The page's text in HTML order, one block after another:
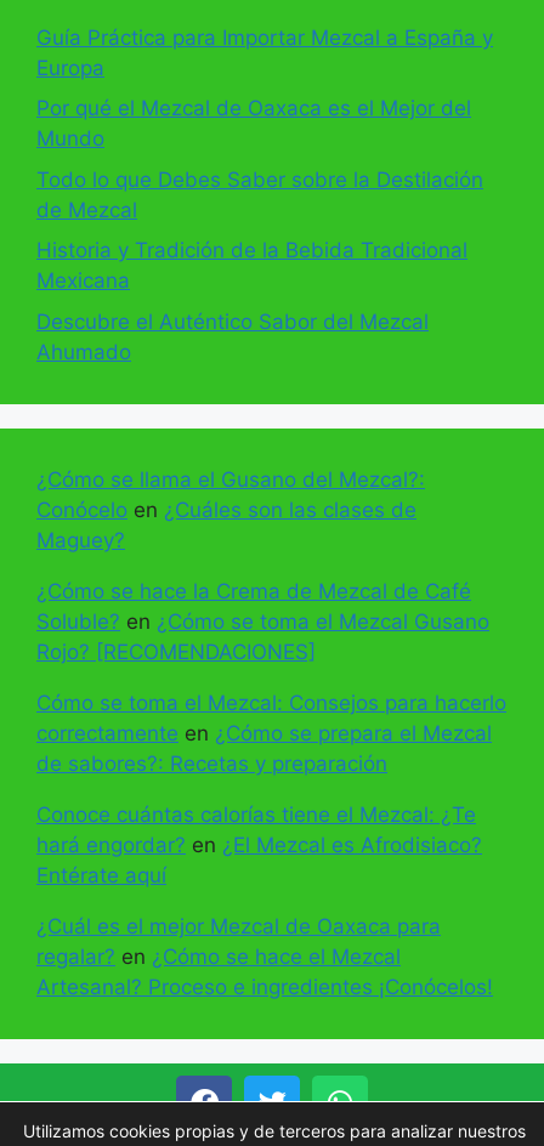
Guía Práctica para Importar Mezcal a España y
Europa
Por qué el Mezcal de Oaxaca es el Mejor del
Mundo
Todo lo que Debes Saber sobre la Destilación
de Mezcal
Historia y Tradición de la Bebida Tradicional
Mexicana
Descubre el Auténtico Sabor del Mezcal
Ahumado
¿Cómo se llama el Gusano del Mezcal?:
Conócelo en ¿Cuáles son las clases de
Maguey?
¿Cómo se hace la Crema de Mezcal de Café
Soluble? en ¿Cómo se toma el Mezcal Gusano
Rojo? [RECOMENDACIONES]
Cómo se toma el Mezcal: Consejos para hacerlo
correctamente en ¿Cómo se prepara el Mezcal
de sabores?: Recetas y preparación
Conoce cuántas calorías tiene el Mezcal: ¿Te
hará engordar? en ¿El Mezcal es Afrodisiaco?
Entérate aquí
¿Cuál es el mejor Mezcal de Oaxaca para
regalar? en ¿Cómo se hace el Mezcal
Artesanal? Proceso e ingredientes ¡Conócelos!
Utilizamos cookies propias y de terceros para analizar nuestros